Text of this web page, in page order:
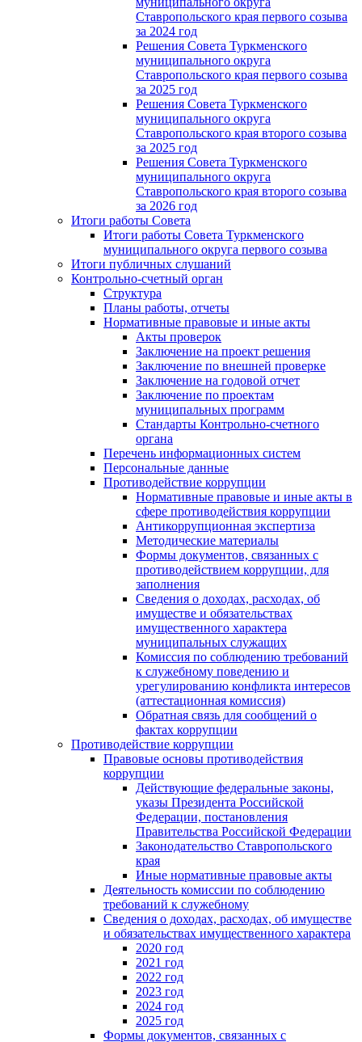
Ставропольского края первого созыва
за 2024 год
Решения Совета Туркменского
муниципального округа
Ставропольского края первого созыва
за 2025 год
Решения Совета Туркменского
муниципального округа
Ставропольского края второго созыва
за 2025 год
Решения Совета Туркменского
муниципального округа
Ставропольского края второго созыва
за 2026 год
Итоги работы Совета
Итоги работы Совета Туркменского
муниципального округа первого созыва
Итоги публичных слушаний
Контрольно-счетный орган
Структура
Планы работы, отчеты
Нормативные правовые и иные акты
Акты проверок
Заключение на проект решения
Заключение по внешней проверке
Заключение на годовой отчет
Заключение по проектам
муниципальных программ
Стандарты Контрольно-счетного
органа
Перечень информационных систем
Персональные данные
Противодействие коррупции
Нормативные правовые и иные акты в
сфере противодействия коррупции
Антикоррупционная экспертиза
Методические материалы
Формы документов, связанных с
противодействием коррупции, для
заполнения
Сведения о доходах, расходах, об
имуществе и обязательствах
имущественного характера
муниципальных служащих
Комиссия по соблюдению требований
к служебному поведению и
урегулированию конфликта интересов
(аттестационная комиссия)
Обратная связь для сообщений о
фактах коррупции
Противодействие коррупции
Правовые основы противодействия
коррупции
Действующие федеральные законы,
указы Президента Российской
Федерации, постановления
Правительства Российской Федерации
Законодательство Ставропольского
края
Иные нормативные правовые акты
Деятельность комиссии по соблюдению
требований к служебному
Сведения о доходах, расходах, об имуществе
и обязательствах имущественного характера
2020 год
2021 год
2022 год
2023 год
2024 год
2025 год
Формы документов, связанных с